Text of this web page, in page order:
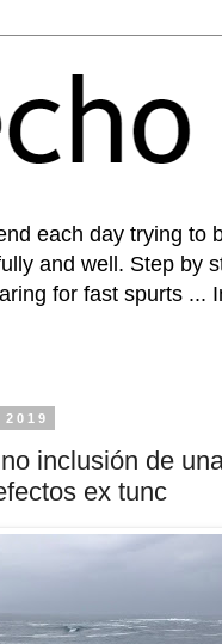
each day trying to
and well. Step by
for fast spurts ...
inclusión de
ex tunc